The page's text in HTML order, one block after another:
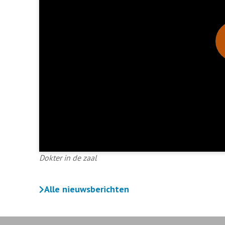
Dokter in de zaal
Alle nieuwsberichten